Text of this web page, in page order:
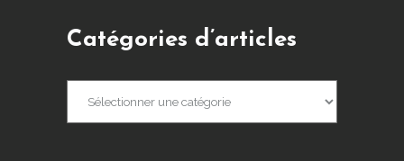
Catégories d’articles